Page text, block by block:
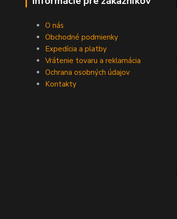
O nás
Obchodné podmienky
Expedícia a platby
Vrátenie tovaru a reklamácia
Ochrana osobných údajov
Kontakty